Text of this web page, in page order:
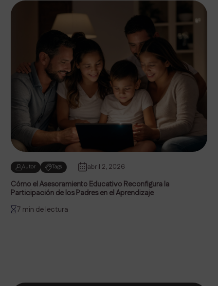
Autor Tags abril 2, 2026
Cómo el Asesoramiento Educativo Reconfigura la
Participación de los Padres en el Aprendizaje
7 min de lectura